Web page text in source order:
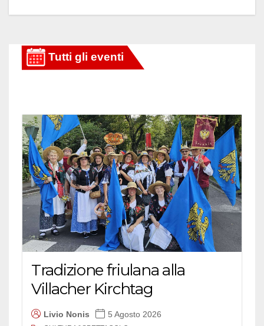
Tradizione friulana alla
Villacher Kirchtag
Livio Nonis 5 Agosto 2026